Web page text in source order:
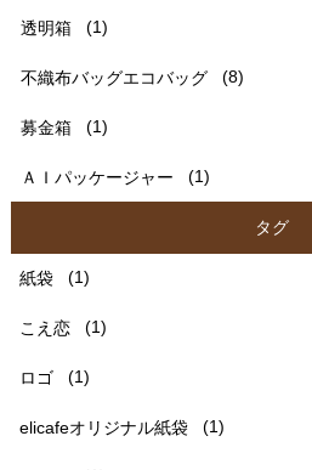
透明箱 (1)
不織布バッグエコバッグ (8)
募金箱 (1)
ＡＩパッケージャー (1)
タグ
紙袋 (1)
こえ恋 (1)
ロゴ (1)
elicafeオリジナル紙袋 (1)